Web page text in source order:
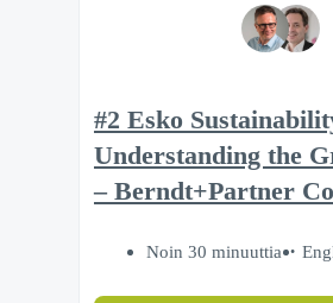
#2 Esko
Understanding the
– Berndt+Partner
Noin 30 minuuttia